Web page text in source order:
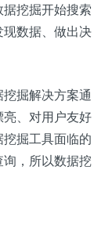
挖掘开始搜索
数据、做出决
掘解决方案通
、对用户友好
掘工具面临的
，所以数据挖